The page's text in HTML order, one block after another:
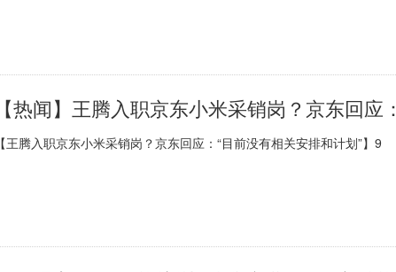
【王腾入职京东小米采销岗？京东回应：“目前没有相关安排和计划”】9